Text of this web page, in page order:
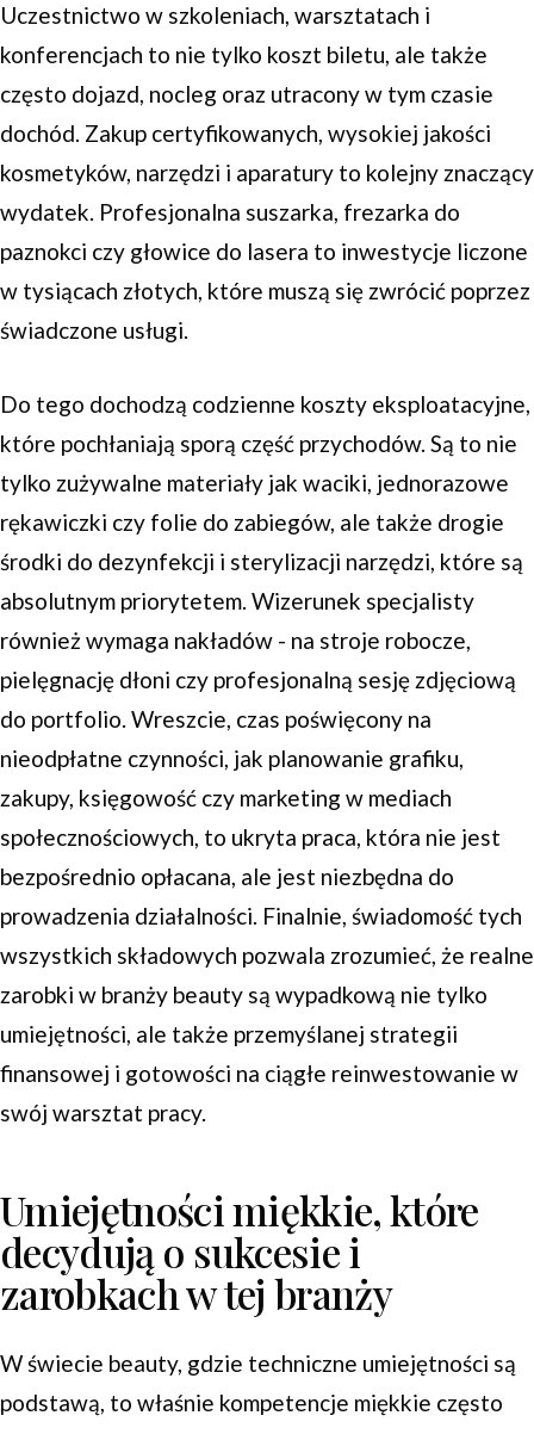
Uczestnictwo w szkoleniach, warsztatach i
konferencjach to nie tylko koszt biletu, ale także
często dojazd, nocleg oraz utracony w tym czasie
dochód. Zakup certyfikowanych, wysokiej jakości
kosmetyków, narzędzi i aparatury to kolejny znaczący
wydatek. Profesjonalna suszarka, frezarka do
paznokci czy głowice do lasera to inwestycje liczone
w tysiącach złotych, które muszą się zwrócić poprzez
świadczone usługi.
Do tego dochodzą codzienne koszty eksploatacyjne,
które pochłaniają sporą część przychodów. Są to nie
tylko zużywalne materiały jak waciki, jednorazowe
rękawiczki czy folie do zabiegów, ale także drogie
środki do dezynfekcji i sterylizacji narzędzi, które są
absolutnym priorytetem. Wizerunek specjalisty
również wymaga nakładów - na stroje robocze,
pielęgnację dłoni czy profesjonalną sesję zdjęciową
do portfolio. Wreszcie, czas poświęcony na
nieodpłatne czynności, jak planowanie grafiku,
zakupy, księgowość czy marketing w mediach
społecznościowych, to ukryta praca, która nie jest
bezpośrednio opłacana, ale jest niezbędna do
prowadzenia działalności. Finalnie, świadomość tych
wszystkich składowych pozwala zrozumieć, że realne
zarobki w branży beauty są wypadkową nie tylko
umiejętności, ale także przemyślanej strategii
finansowej i gotowości na ciągłe reinwestowanie w
swój warsztat pracy.
Umiejętności miękkie, które
decydują o sukcesie i
zarobkach w tej branży
W świecie beauty, gdzie techniczne umiejętności są
podstawą, to właśnie kompetencje miękkie często